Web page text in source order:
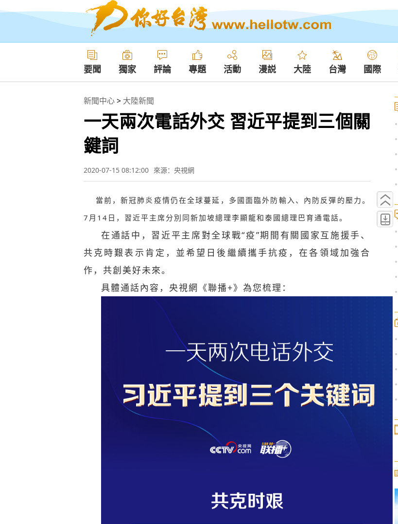
要聞 獨家 評論 專題 活動 漫説 大陸 台灣 國際
新聞中心> 大陸新聞
一天兩次電話外交 習近平提到三個關
鍵詞
2020-07-15 08:12:00 來源：央視網
當前，新冠肺炎疫情仍在全球蔓延，多國面臨外防輸入、內防反彈的壓力。
7月14日，習近平主席分別同新加坡總理李顯龍和泰國總理巴育通電話。
在通話中，習近平主席對全球戰“疫”期間有關國家互施援手、
共克時艱表示肯定，並希望日後繼續攜手抗疫，在各領域加強合
作，共創美好未來。
具體通話內容，央視網《聯播+》為您梳理：
•
•
•
•
•
•
•
•
•
•
•
•
•
•
•